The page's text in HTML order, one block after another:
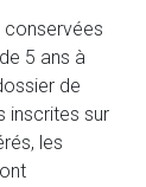
conservées
5 ans à
de
inscrites sur
les